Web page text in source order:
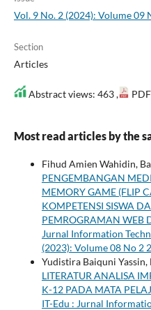
Vol. 9 No. 2 (2024): Volume 09
Section
Articles
Abstract views: 463 ,
Most read articles by the
Fihud Amien Wahidin,
PENGEMBANGAN
MEMORY GAME (FLIP
KOMPETENSI SISWA
PEMROGRAMAN WEB
Jurnal Information
(2023): Volume 08 No 2
Yudistira Baiquni Yassin,
LITERATUR ANALISA
K-12 PADA MATA
IT-Edu : Jurnal